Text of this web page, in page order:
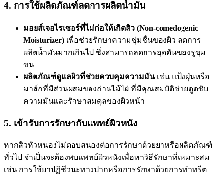
4. การใช้ผลิตภัณฑ์ลดการผลิตน้ำมัน
มอยส์เจอไรเซอร์ที่ไม่ก่อให้เกิดสิว (Non-comedogenic
Moisturizer) เพื่อช่วยรักษาความชุ่มชื้นของผิว ลดการ
ผลิตน้ำมันมากเกินไป ซึ่งสามารถลดการอุดตันของรูขุม
ขน
ผลิตภัณฑ์ดูแลผิวที่ช่วยควบคุมความมันเช่น แป้งฝุ่นหรือ
มาส์กที่มีส่วนผสมของถ่านไม้ไผ่ ที่มีคุณสมบัติช่วยดูดซับ
ความมันและรักษาสมดุลของผิวหน้า
5. เข้ารับการรักษากับแพทย์ผิวหนัง
หากสิวหัวหนองไม่ตอบสนองต่อการรักษาด้วยยาหรือผลิตภัณฑ์
ทั่วไป จำเป็นจะต้องพบแพทย์ผิวหนังเพื่อหาวิธีรักษาที่เหมาะสม
เช่น การใช้ยาปฏิชีวนะทางปากหรือการรักษาด้วยการทำทรีต